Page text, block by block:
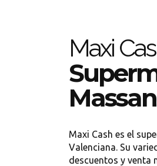
Maxi
Maxi Cash es el
Valenciana. Su
descuentos y venta